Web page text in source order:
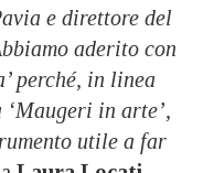
e direttore del
aderito con
perché, in linea
in arte’,
utile a far